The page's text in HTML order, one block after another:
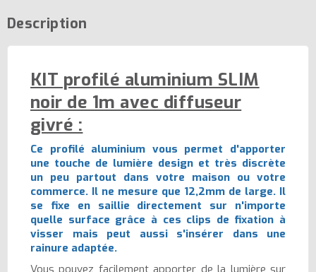
Description
KIT profilé aluminium SLIM
noir de 1m avec diffuseur
givré :
Ce profilé aluminium vous permet d'apporter
une touche de lumière design et très discrète
un peu partout dans votre maison ou votre
commerce. Il ne mesure que 12,2mm de large. Il
se fixe en saillie directement sur n'importe
quelle surface grâce à ces clips de fixation à
visser mais peut aussi s'insérer dans une
rainure adaptée.
Vous pouvez facilement apporter de la lumière sur